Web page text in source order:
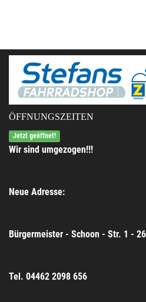
ÖFFNUNGSZEITEN
Jetzt geöffnet!
Wir sind umgezogen!!!
Neue Adresse:
Bürgermeister - Schoon - Str. 1 -
Tel. 04462 2098 656